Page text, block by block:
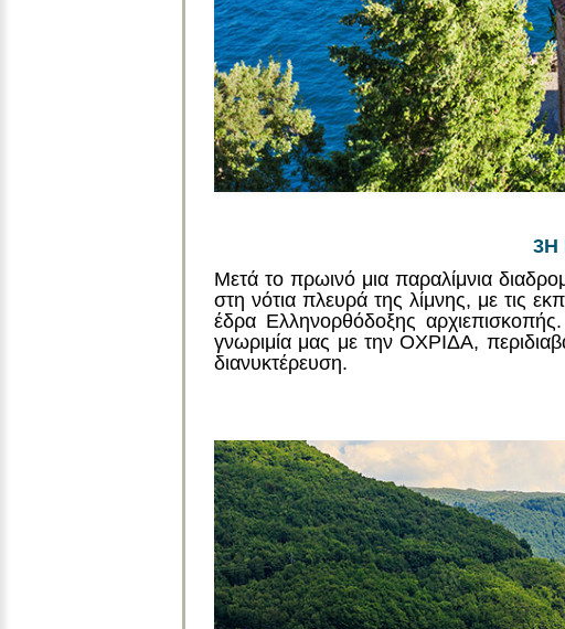
3Η
Μετά το πρωινό μια παραλίμνια
στη νότια πλευρά της λίμνης, με τις
έδρα Ελληνορθόδοξης
γνωριμία μας με την ΟΧΡΙΔΑ,
διανυκτέρευση.